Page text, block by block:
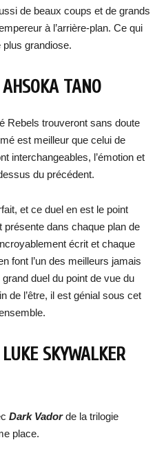
de beaux coups et de grands
à l’arrière-plan. Ce qui
grandiose.
TANO
Rebels trouveront sans doute
est meilleur que celui de
interchangeables, l’émotion et
du précédent.
et ce duel en est le point
présente dans chaque plan de
écrit et chaque
font l’un des meilleurs jamais
duel du point de vue du
de l’être, il est génial sous cet
SKYWALKER
Dark Vadorde la trilogie
place.